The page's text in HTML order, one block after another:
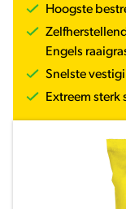
Hoogste
Engels
Snelste
Extreem sterk
Verkooppunten